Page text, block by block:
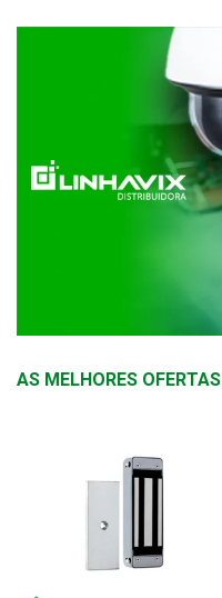
AS MELHORES OFERTAS